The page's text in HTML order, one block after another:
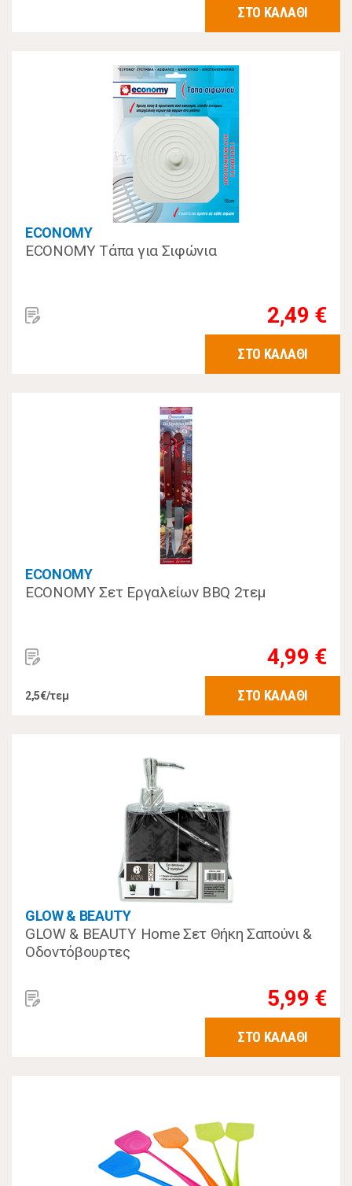
ΣΤΟ ΚΑΛΑΘΙ
ECONOMY
ECONOMY Τάπα για Σιφώνια
2,49 €
ΣΤΟ ΚΑΛΑΘΙ
ECONOMY
ECONOMY Σετ Εργαλείων BBQ 2τεμ
4,99 €
2,5€/τεμ ΣΤΟ ΚΑΛΑΘΙ
GLOW & BEAUTY
GLOW & BEAUTY Home Σετ Θήκη Σαπούνι &
Οδοντόβουρτες
5,99 €
ΣΤΟ ΚΑΛΑΘΙ